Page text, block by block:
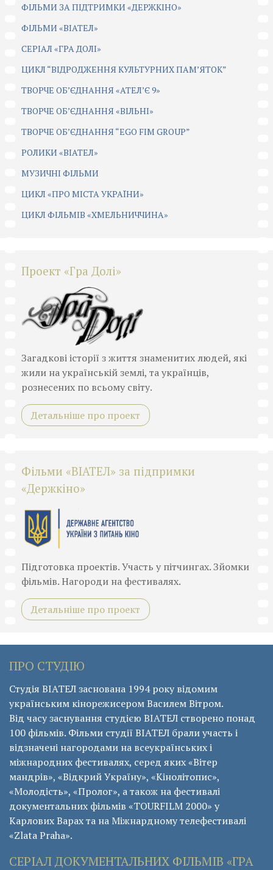
ФІЛЬМИ ЗА ПІДТРИМКИ «ДЕРЖКІНО»
ФІЛЬМИ «ВІАТЕЛ»
СЕРІАЛ «ГРА ДОЛІ»
ЦИКЛ “ВІДРОДЖЕННЯ КУЛЬТУРНИХ ПАМ’ЯТОК”
ТВОРЧЕ ОБ’ЄДНАННЯ «АТЕЛ’Є 9»
ТВОРЧЕ ОБ’ЄДНАННЯ «ВІЛЬНІ»
ТВОРЧЕ ОБ’ЄДНАННЯ “EGO FIM GROUP”
РОЛИКИ «ВІАТЕЛ»
МУЗИЧНІ ФІЛЬМИ
ЦИКЛ «ПРО МІСТА УКРАЇНИ»
ЦИКЛ ФІЛЬМІВ «ХМЕЛЬНИЧЧИНА»
Проект «Гра Долі»
Загадкові історії з життя знаменитих людей, які
жили на українській землі, та українців,
рознесених по всьому світу.
Детальніше про проект
Фільми «ВІАТЕЛ» за підпримки
«Держкіно»
Підготовка проектів. Участь у пітчингах. Зйомки
фільмів. Нагороди на фестивалях.
Детальніше про проект
ПРО СТУДІЮ
Студія ВІАТЕЛ заснована 1994 року відомим
українським кінорежисером Василем Вітром.
Від часу заснування студією ВІАТЕЛ створено понад
100 фільмів. Фільми студії ВІАТЕЛ брали участь і
відзначені нагородами на всеукраїнських і
міжнародних фестивалях, серед яких «Вітер
мандрів», «Відкрий Україну», «Кінолітопис»,
«Молодість», «Пролог», а також на фестивалі
документальних фільмів «ТОURFILM 2000» у
Карлових Варах та на Міжнардному телефестивалі
«Zlata Praha».
СЕРІАЛ ДОКУМЕНТАЛЬНИХ ФІЛЬМІВ «ГРА